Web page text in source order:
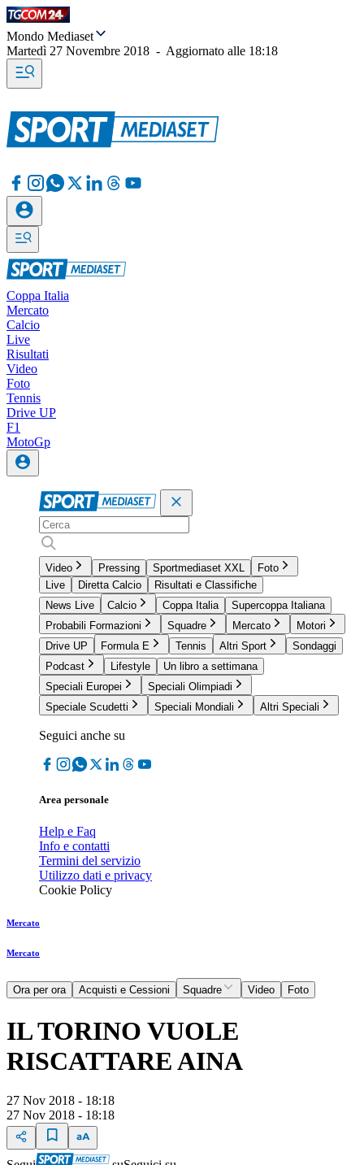
Mondo Mediaset
Martedì 27 Novembre 2018 - Aggiornato alle 18:18
Coppa Italia
Mercato
Calcio
Live
Risultati
Video
Foto
Tennis
Drive UP
F1
MotoGp
Video Pressing Sportmediaset XXL
Foto
Live
Diretta Calcio
Risultati e Classifiche
News Live
Calcio Coppa Italia
Supercoppa Italiana
Probabili Formazioni
Squadre Mercato
Motori
Drive UP
Formula E Tennis Altri Sport
Sondaggi
Podcast
Lifestyle
Un libro a settimana
Speciali Europei
Speciali Olimpiadi
Speciale Scudetti
Speciali Mondiali Altri Speciali
Seguici anche su
Area personale
Help e Faq
Info e contatti
Termini del servizio
Utilizzo dati e privacy
Cookie Policy
Mercato
Mercato
Ora per ora Acquisti e Cessioni Squadre Video Foto
IL TORINO VUOLE
RISCATTARE AINA
27 Nov 2018 - 18:18
27 Nov 2018 - 18:18